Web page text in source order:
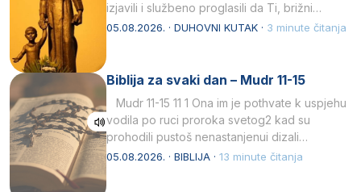
izjavili i službeno proglasili da Ti, brižni
Poočime Isusov,…
05.08.2026. · DUHOVNI KUTAK · 3 minute čitanja
Biblija za svaki dan – Mudr 11-15
Mudr 11-15 11 1 Ona im je pothvate k uspjehu
vodila po ruci proroka svetog2 kad su
prohodili pustoš nenastanjenui dizali…
05.08.2026. · BIBLIJA · 13 minute čitanja